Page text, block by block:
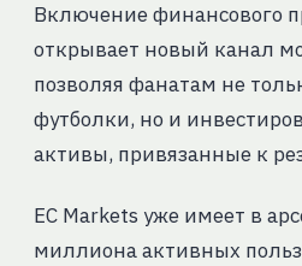
Включение финансового
открывает новый канал
позволяя фанатам не
футболки, но и
активы, привязанные к
EC Markets уже имеет в
миллиона активных